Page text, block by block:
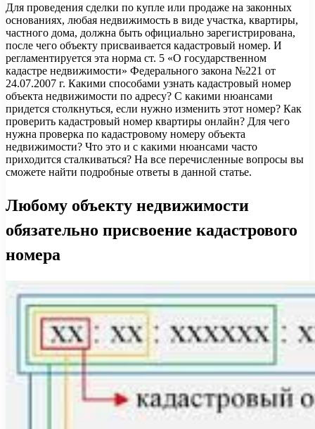
Для проведения сделки по купле или продаже на законных
основаниях, любая недвижимость в виде участка, квартиры,
частного дома, должна быть официально зарегистрирована,
после чего объекту присваивается кадастровый номер. И
регламентируется эта норма ст. 5 «О государственном
кадастре недвижимости» Федерального закона №221 от
24.07.2007 г. Какими способами узнать кадастровый номер
объекта недвижимости по адресу? С какими нюансами
придется столкнуться, если нужно изменить этот номер? Как
проверить кадастровый номер квартиры онлайн? Для чего
нужна проверка по кадастровому номеру объекта
недвижимости? Что это и с какими нюансами часто
приходится сталкиваться? На все перечисленные вопросы вы
сможете найти подробные ответы в данной статье.
Любому объекту недвижимости
обязательно присвоение кадастрового
номера